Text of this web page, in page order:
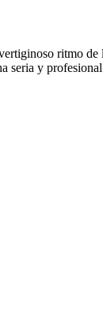
ritmo
seria y